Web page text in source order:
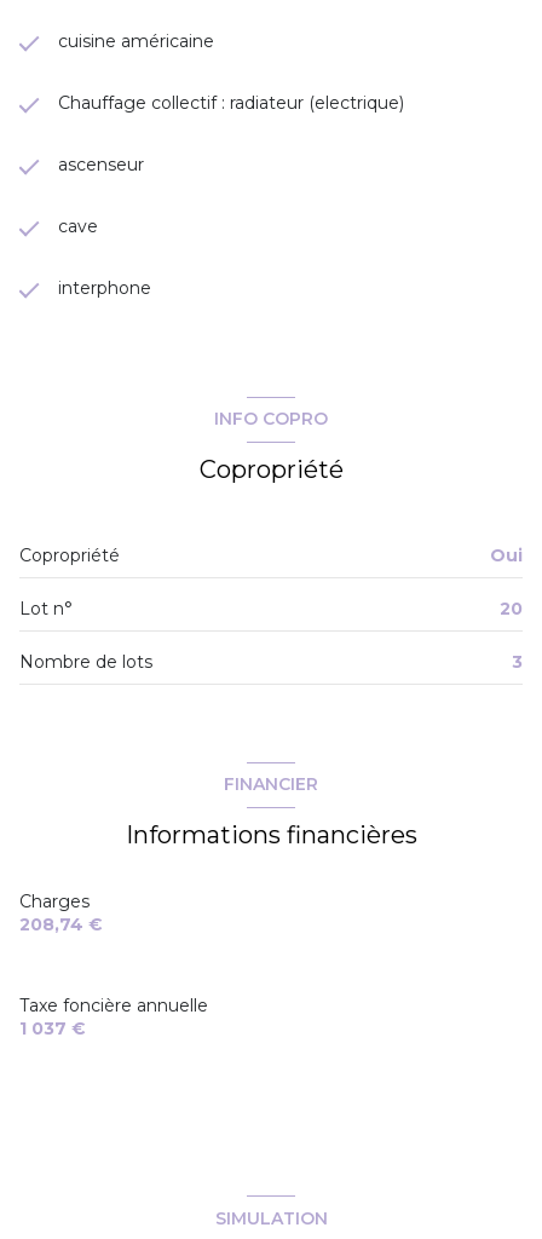
cuisine américaine
Chauffage collectif : radiateur (electrique)
ascenseur
cave
interphone
INFO COPRO
Copropriété
Copropriété Oui
Lot n° 20
Nombre de lots 3
FINANCIER
Informations financières
Charges
208,74 €
Taxe foncière annuelle
1 037 €
SIMULATION